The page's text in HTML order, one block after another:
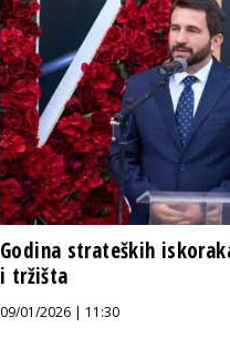
Godina strateških
i tržišta
09/01/2026 | 11:30